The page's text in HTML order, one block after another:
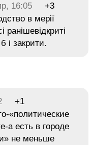
16:05
+3
в мерії
ранішевідкриті
і закрити.
+1
«политические
а есть в городе
не меньше